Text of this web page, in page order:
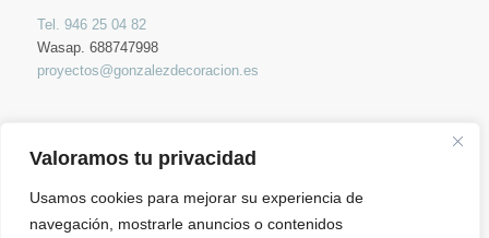
Valoramos tu privacidad
Usamos cookies para mejorar su experiencia de
navegación, mostrarle anuncios o contenidos
Tel. 946 25 04 82
Wasap. 688747998
proyectos@gonzalezdecoracion.es
HORARIO
Lun-Vie: 09:00h – 19:00h